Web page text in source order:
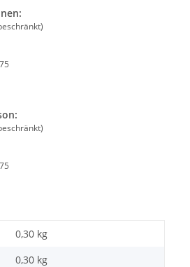
0,30 kg
0,30 kg